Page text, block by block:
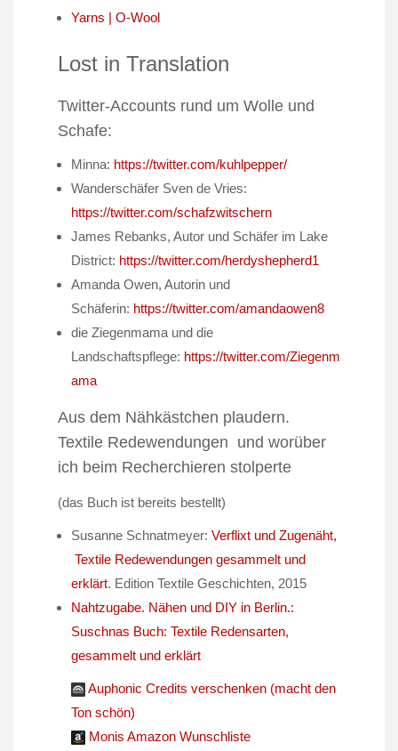
Yarns | O-Wool
Lost in Translation
Twitter-Accounts rund um Wolle und
Schafe:
Minna: https://twitter.com/kuhlpepper/
Wanderschäfer Sven de Vries:
https://twitter.com/schafzwitschern
James Rebanks, Autor und Schäfer im Lake
District: https://twitter.com/herdyshepherd1
Amanda Owen, Autorin und
Schäferin: https://twitter.com/amandaowen8
die Ziegenmama und die
Landschaftspflege: https://twitter.com/Ziegenm
ama
Aus dem Nähkästchen plaudern.
Textile Redewendungen und worüber
ich beim Recherchieren stolperte
(das Buch ist bereits bestellt)
Susanne Schnatmeyer: Verflixt und Zugenäht,
Textile Redewendungen gesammelt und
erklärt. Edition Textile Geschichten, 2015
Nahtzugabe. Nähen und DIY in Berlin.:
Suschnas Buch: Textile Redensarten,
gesammelt und erklärt
Auphonic Credits verschenken (macht den
Ton schön)
Monis Amazon Wunschliste